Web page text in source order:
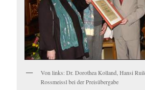
Von links: Dr. Dorothea Kolland, Hansi
Rossmeissl bei der Preisübergabe